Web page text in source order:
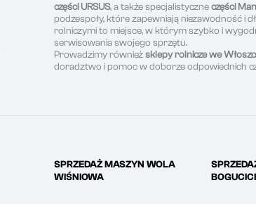
części URSUS, a także specjalistyczneczęści
podzespoły, które zapewniają niezawodność i
rolniczymi to miejsce, w którym szybko i
serwisowania swojego sprzętu.
Prowadzimy równieżsklepy rolnicze we
doradztwo i pomoc w doborze odpowiednich
SPRZEDAŻ MASZYN WOLA
WIŚNIOWA